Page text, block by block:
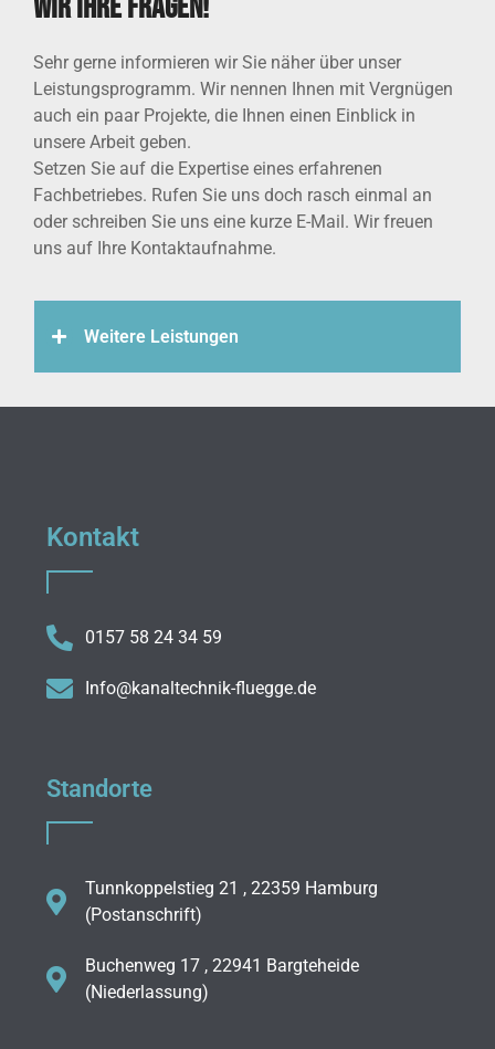
wir Ihre Fragen!
Sehr gerne informieren wir Sie näher über unser
Leistungsprogramm. Wir nennen Ihnen mit Vergnügen
auch ein paar Projekte, die Ihnen einen Einblick in
unsere Arbeit geben.
Setzen Sie auf die Expertise eines erfahrenen
Fachbetriebes. Rufen Sie uns doch rasch einmal an
oder schreiben Sie uns eine kurze E-Mail. Wir freuen
uns auf Ihre Kontaktaufnahme.
Weitere Leistungen
Kontakt
0157 58 24 34 59
Info@kanaltechnik-fluegge.de
Standorte
Tunnkoppelstieg 21 , 22359 Hamburg
(Postanschrift)
Buchenweg 17 , 22941 Bargteheide
(Niederlassung)